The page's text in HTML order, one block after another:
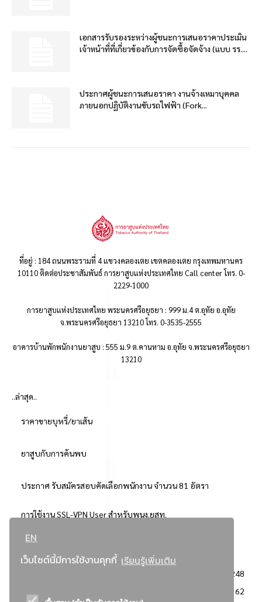
EN
เว็บไซต์นี้มีการใช้งานคุกกี้ เรียนรู้เพิ่มเติม
เอกสารรับรองระหว่างผู้ชนะการเสนอราคาประเมิน
เจ้าหน้าที่ที่เกี่ยวข้องกับการจัดซื้อจัดจ้าง (แบบ รร....
ประกาศผู้ชนะการเสนอราคา งานจ้างเหมาบุคคล
ภายนอกปฏิบัติงานขับรถไฟฟ้า (Fork...
ที่อยู่ : 184 ถนนพระรามที่ 4 แขวงคลองเตย เขตคลองเตย กรุงเทพมหานคร
10110 ติดต่อประชาสัมพันธ์ การยาสูบแห่งประเทศไทย Call center โทร. 0-
2229-1000
การยาสูบแห่งประเทศไทย พระนครศรีอยุธยา : 999 ม.4 ต.อุทัย อ.อุทัย
จ.พระนครศรีอยุธยา 13210 โทร. 0-3535-2555
อาคารบ้านพักพนักงานยาสูบ : 555 ม.9 ต.คานหาม อ.อุทัย จ.พระนครศรีอยุธยา
13210
..ล่าสุด..
ราคาขายบุหรี่/ยาเส้น
ยาสูบกับการค้นพบ
ประกาศ รับสมัครสอบคัดเลือกพนักงาน จำนวน 81 อัตรา
การใช้งาน SSL-VPN User สำหรับพนง.ยสท.
..ยอดนิยม..
3248
2362